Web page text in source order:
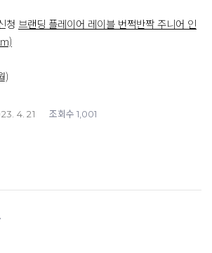
청 브랜딩 플레이어 레이블 번쩍반짝 주니어 인
)
4. 21 조회수 1,001